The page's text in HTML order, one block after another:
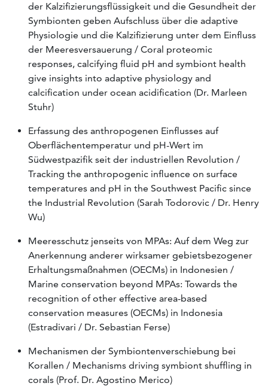
der Kalzifizierungsflüssigkeit und die Gesundheit der
Symbionten geben Aufschluss über die adaptive
Physiologie und die Kalzifizierung unter dem Einfluss
der Meeresversauerung / Coral proteomic
responses, calcifying fluid pH and symbiont health
give insights into adaptive physiology and
calcification under ocean acidification (Dr. Marleen
Stuhr)
Erfassung des anthropogenen Einflusses auf
Oberflächentemperatur und pH-Wert im
Südwestpazifik seit der industriellen Revolution /
Tracking the anthropogenic influence on surface
temperatures and pH in the Southwest Pacific since
the Industrial Revolution (Sarah Todorovic / Dr. Henry
Wu)
Meeresschutz jenseits von MPAs: Auf dem Weg zur
Anerkennung anderer wirksamer gebietsbezogener
Erhaltungsmaßnahmen (OECMs) in Indonesien /
Marine conservation beyond MPAs: Towards the
recognition of other effective area-based
conservation measures (OECMs) in Indonesia
(Estradivari / Dr. Sebastian Ferse)
Mechanismen der Symbiontenverschiebung bei
Korallen / Mechanisms driving symbiont shuffling in
corals (Prof. Dr. Agostino Merico)